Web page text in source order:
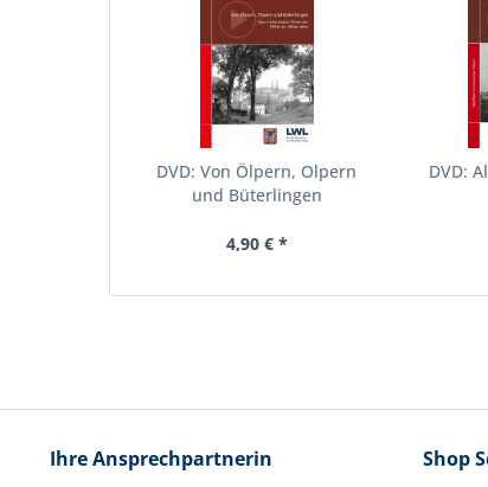
DVD: Von Ölpern, Olpern
und Büterlingen
4,90 € *
DVD:
Ihre Ansprechpartnerin Shop